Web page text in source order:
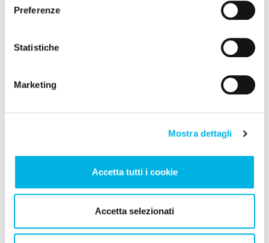
Preferenze
Statistiche
Marketing
Mostra dettagli
Accetta tutti i cookie
Accetta selezionati
Se cerchi un professionista per un percorso o visita
CERCA
5 Agosto 2026 - DISTURBI DELL'UMORE
DIAGNOSI, SINTOMI E CURA